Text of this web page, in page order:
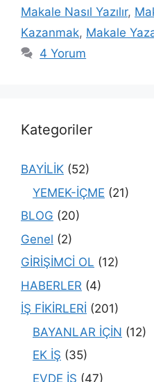
Makale Nasıl Yazılır,
Kazanmak, Makale
4 Yorum
Kategoriler
BAYİLİK (52)
YEMEK-İÇME (21)
BLOG (20)
Genel (2)
GİRİŞİMCİ OL (12)
HABERLER (4)
İŞ FİKİRLERİ (201)
BAYANLAR İÇİN (12)
EK İŞ (35)
EVDE İŞ (47)